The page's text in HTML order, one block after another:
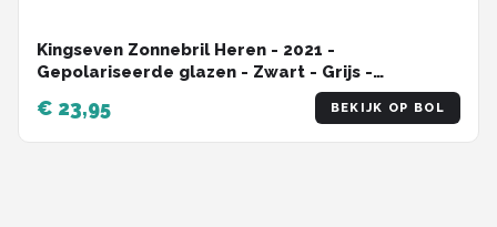
Kingseven Zonnebril Heren - 2021 -
Gepolariseerde glazen - Zwart - Grijs -
€ 23,95 BEKIJK OP BOL